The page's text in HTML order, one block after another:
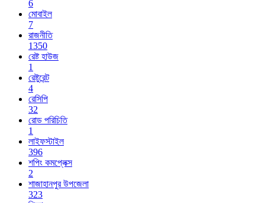
6
মোবাইল
7
রাজনীতি
1350
রেষ্ট হাউজ
1
রেষ্টুরেন্ট
4
রেসিপি
32
রোড পরিচিতি
1
লাইফস্টাইল
396
শপিং কমপ্লেক্স
2
শাজাহানপুর উপজেলা
323